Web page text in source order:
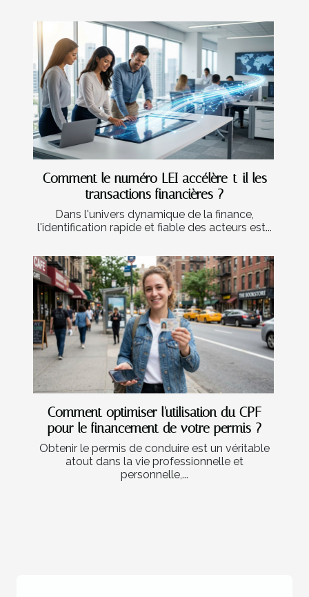
Comment le numéro LEI accélère-t-il les
transactions financières ?
Dans l'univers dynamique de la finance,
l'identification rapide et fiable des acteurs est...
Comment optimiser l'utilisation du CPF
pour le financement de votre permis ?
Obtenir le permis de conduire est un véritable
atout dans la vie professionnelle et
personnelle,...